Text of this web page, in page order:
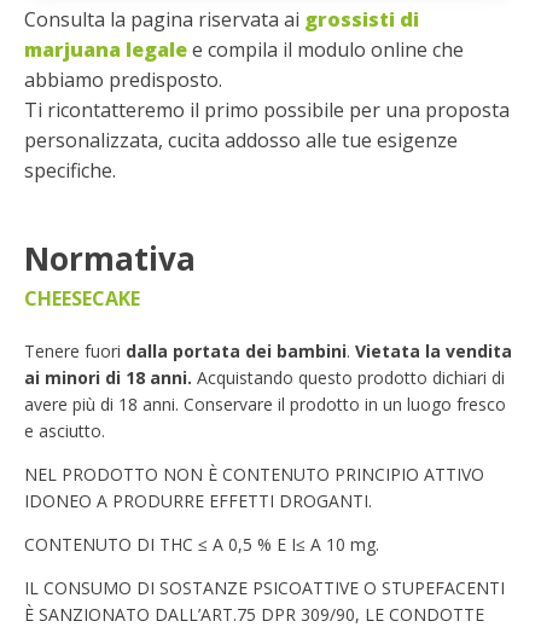
Consulta la pagina riservata ai grossisti di
marjuana legalee compila il modulo online che
abbiamo predisposto.
Ti ricontatteremo il primo possibile per una proposta
personalizzata, cucita addosso alle tue esigenze
specifiche.
Normativa
CHEESECAKE
Tenere fuori dalla portata dei bambini. Vietata la vendita
ai minori di 18 anni. Acquistando questo prodotto dichiari di
avere più di 18 anni. Conservare il prodotto in un luogo fresco
e asciutto.
NEL PRODOTTO NON È CONTENUTO PRINCIPIO ATTIVO
IDONEO A PRODURRE EFFETTI DROGANTI.
CONTENUTO DI THC ≤ A 0,5 % E I≤ A 10 mg.
IL CONSUMO DI SOSTANZE PSICOATTIVE O STUPEFACENTI
È SANZIONATO DALL’ART.75 DPR 309/90, LE CONDOTTE